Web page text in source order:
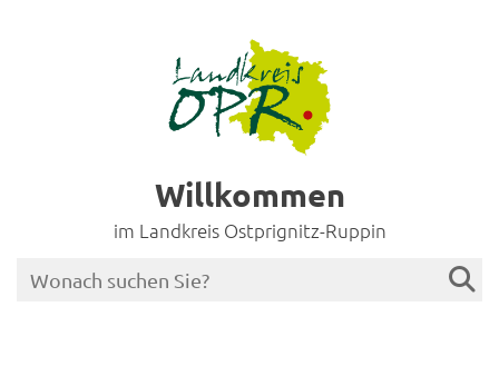
Willkommen
im Landkreis Ostprignitz-Ruppin